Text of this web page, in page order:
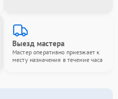
Выезд мастера
Мастер оперативно приезжает к
месту назначения в течение часа